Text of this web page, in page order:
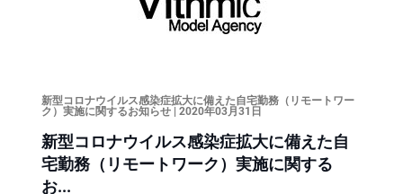
新型コロナウイルス感染症拡大に備えた自宅勤務（リモートワー
ク）実施に関するお知らせ | 2020年03月31日
新型コロナウイルス感染症拡大に備えた自
宅勤務（リモートワーク）実施に関する
お...